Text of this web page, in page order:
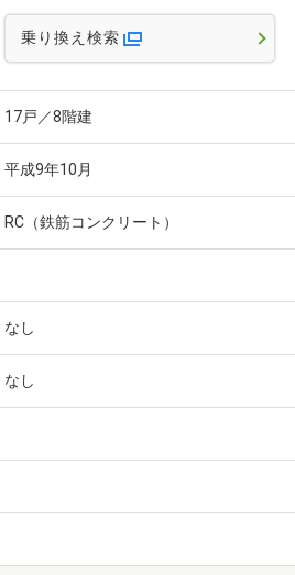
乗り換え検索
17戸／8階建
平成9年10月
RC（鉄筋コンクリート）
なし
なし